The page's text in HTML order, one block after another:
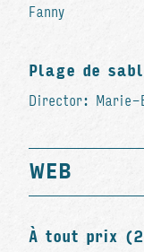
Fanny
Plage de
Director: Marie-
WEB
À tout prix